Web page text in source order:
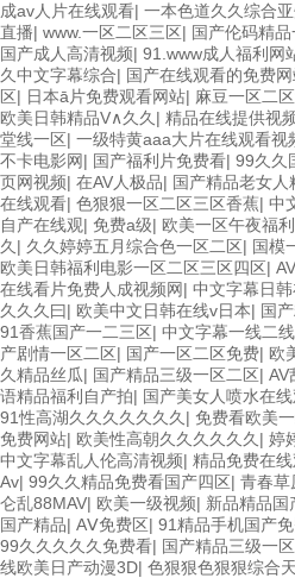
成av人片在线观看| 一本色道久久综合
直播| www.一区二区三区| 国产伦码精
国产成人高清视频| 91.www成人福利网
久中文字幕综合| 国产在线观看的免费
区| 日本ā片免费观看网站| 麻豆一区二
欧美日韩精品V∧久久 | 精品在线提供视
堂线一区| 一级特黄aaa大片在线观看视
不卡电影网| 国产福利片免费看| 99久久
页网视频| 在AV人极品| 国产精品老女人
在线观看| 色狠狠一区二区三区香蕉| 中
自产在线观| 免费a级| 欧美一区午夜福
久 | 久久婷婷五月综合色一区二区| 国模
欧美日韩福利电影一区二区三区四区|
在线看片免费人成视频网| 中文字幕日
久久久曰| 欧美中文日韩在线v日本| 国
91香蕉国产一二三区| 中文字幕一线二
产剧情一区二区| 国产一区二区免费| 欧
久精品丝瓜| 国产精品三级一区二区| AV
语精品福利自产拍| 国产美女人喷水在
91性高湖久久久久久久久 | 免费看欧美
免费网站| 欧美性高朝久久久久久久 | 婷
中文字幕乱人伦高清视频| 精品免费在
Av| 99久久精品免费看国产四区| 青春草
仑乱88MAV| 欧美一级视频| 新品精品国
国产精品| AⅤ免费区| 91精品手机国产
99久久久久久免费看| 国产精品三级一
线欧美日产动漫3D| 色狠狠色狠狠综合